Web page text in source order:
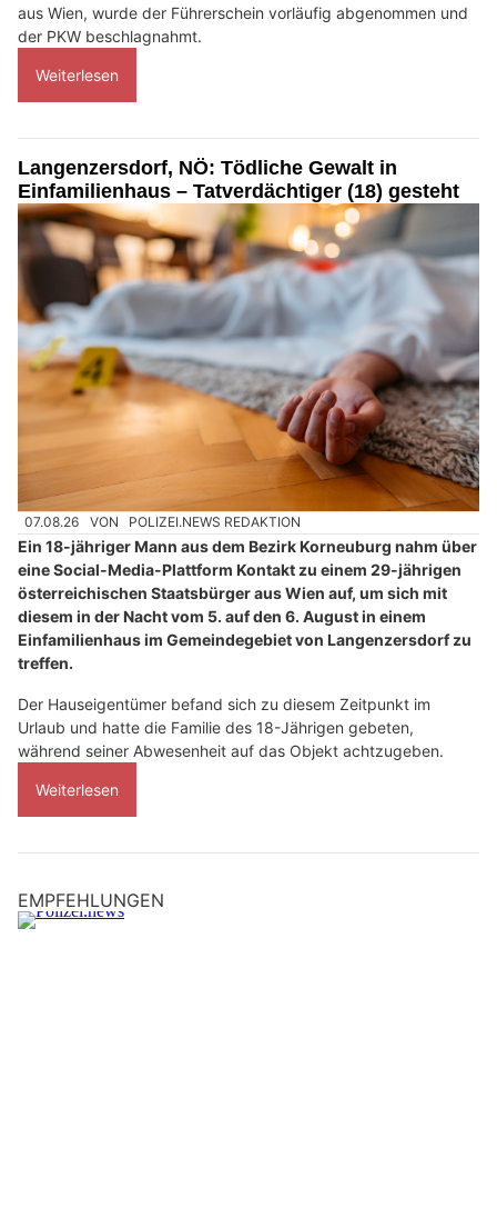
aus Wien, wurde der Führerschein vorläufig abgenommen und
der PKW beschlagnahmt.
Weiterlesen
Langenzersdorf, NÖ: Tödliche Gewalt in
Einfamilienhaus – Tatverdächtiger (18) gesteht
07.08.26 VON POLIZEI.NEWS REDAKTION
Ein 18-jähriger Mann aus dem Bezirk Korneuburg nahm über
eine Social-Media-Plattform Kontakt zu einem 29-jährigen
österreichischen Staatsbürger aus Wien auf, um sich mit
diesem in der Nacht vom 5. auf den 6. August in einem
Einfamilienhaus im Gemeindegebiet von Langenzersdorf zu
treffen.
Der Hauseigentümer befand sich zu diesem Zeitpunkt im
Urlaub und hatte die Familie des 18-Jährigen gebeten,
während seiner Abwesenheit auf das Objekt achtzugeben.
Weiterlesen
EMPFEHLUNGEN